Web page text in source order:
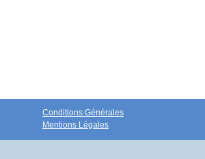
Conditions Générales
Mentions Légales